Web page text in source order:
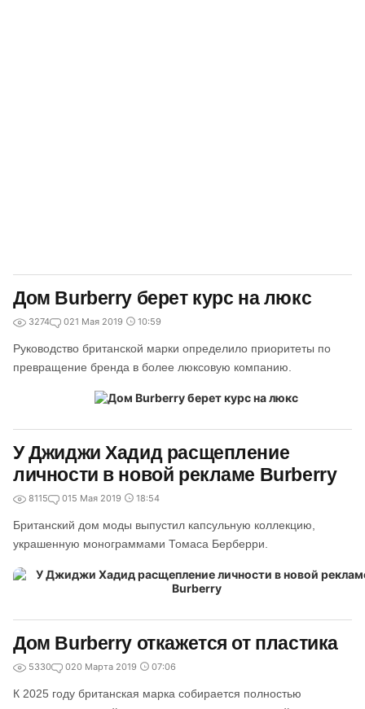
Дом Burberry берет курс на люкс
3274 021 Мая 2019 10:59
Руководство британской марки определило приоритеты по
превращение бренда в более люксовую компанию.
У Джиджи Хадид расщепление
личности в новой рекламе Burberry
8115 015 Мая 2019 18:54
Британский дом моды выпустил капсульную коллекцию,
украшенную монограммами Томаса Берберри.
Дом Burberry откажется от пластика
5330 020 Марта 2019 07:06
К 2025 году британская марка собирается полностью